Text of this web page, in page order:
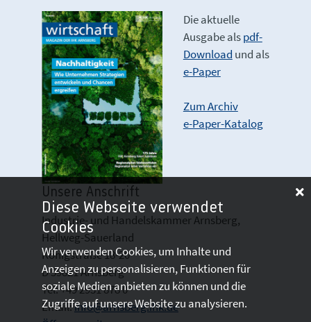
Die aktuelle
Ausgabe alspdf-
Download und als
e-Paper
Zum Archiv
e-Paper-Katalog
Unsere Anschrift
Industrie- und Handelskammer Arnsberg,
Hellweg-Sauerland
Königstraße 18-20
D 59821 Arnsberg
Tel: +49 2931 878 0
Email:info@arnsberg.ihk.de
Diese Webseite verwendet
Cookies
Wir verwenden Cookies, um Inhalte und
Anzeigen zu personalisieren, Funktionen für
soziale Medien anbieten zu können und die
Zugriffe auf unsere Website zu analysieren.